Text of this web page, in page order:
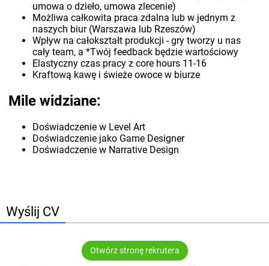
umowa o dzieło, umowa zlecenie)
Możliwa całkowita praca zdalna lub w jednym z
naszych biur (Warszawa lub Rzeszów)
Wpływ na całokształt produkcji - gry tworzy u nas
cały team, a *Twój feedback będzie wartościowy
Elastyczny czas pracy z core hours 11-16
Kraftową kawę i świeże owoce w biurze
Mile widziane:
Doświadczenie w Level Art
Doświadczenie jako Game Designer
Doświadczenie w Narrative Design
Wyślij CV
Otwórz stronę rekrutera